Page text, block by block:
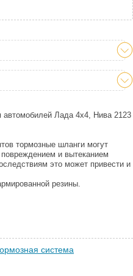
автомобилей Лада 4х4, Нива 2123
тормозные шланги могут
повреждением и вытеканием
это может привести и
резины.
система